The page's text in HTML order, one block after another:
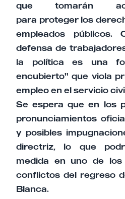
que tomarán
para proteger los
empleados públicos.
defensa de
la política es una
encubierto" que viola
empleo en el servicio
Se espera que en los
pronunciamientos
y posibles
directriz, lo que
medida en uno de
conflictos del regreso
Blanca.